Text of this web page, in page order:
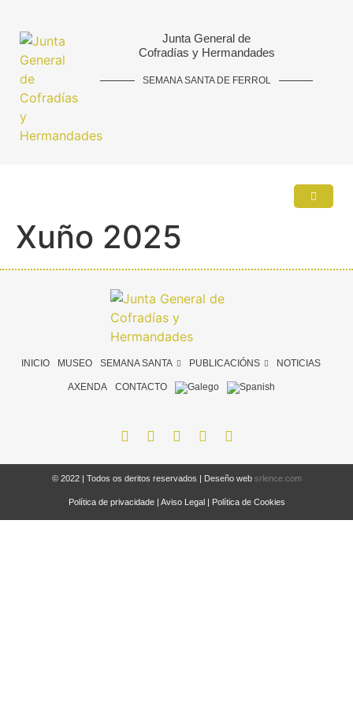
Junta General de
Cofradías y Hermandades
SEMANA SANTA DE FERROL
Xuño 2025
INICIO MUSEO SEMANA SANTA PUBLICACIÓNS NOTICIAS
AXENDA CONTACTO
© 2022 | Todos os deritos reservados | Deseño web srlence.com
Política de privacidade| Aviso Legal Política de Cookies